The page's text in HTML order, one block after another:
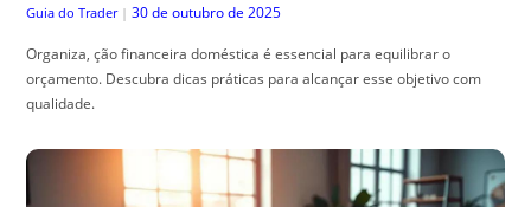
Guia do Trader | 30 de outubro de 2025
Organiza, ção financeira doméstica é essencial para equilibrar o
orçamento. Descubra dicas práticas para alcançar esse objetivo com
qualidade.